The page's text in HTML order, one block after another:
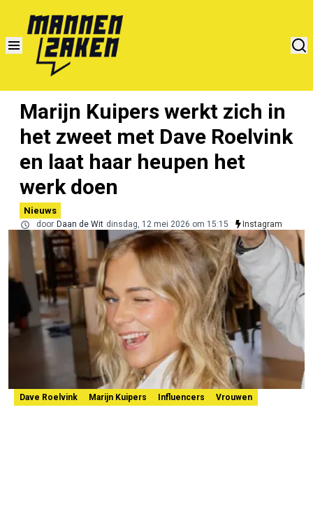
Marijn Kuipers werkt zich in
het zweet met Dave Roelvink
en laat haar heupen het
werk doen
Nieuws
door Daan de Wit dinsdag, 12 mei 2026 om 15:15 Instagram
Dave Roelvink Marijn Kuipers Influencers Vrouwen